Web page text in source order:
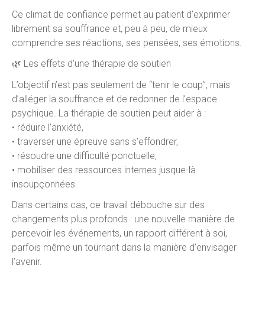
Ce climat de confiance permet au patient d’exprimer
librement sa souffrance et, peu à peu, de mieux
comprendre ses réactions, ses pensées, ses émotions.
🌿 Les effets d’une thérapie de soutien
L’objectif n’est pas seulement de “tenir le coup”, mais
d’alléger la souffrance et de redonner de l’espace
psychique. La thérapie de soutien peut aider à :
• réduire l’anxiété,
• traverser une épreuve sans s’effondrer,
• résoudre une difficulté ponctuelle,
• mobiliser des ressources internes jusque-là
insoupçonnées.
Dans certains cas, ce travail débouche sur des
changements plus profonds : une nouvelle manière de
percevoir les événements, un rapport différent à soi,
parfois même un tournant dans la manière d’envisager
l’avenir.